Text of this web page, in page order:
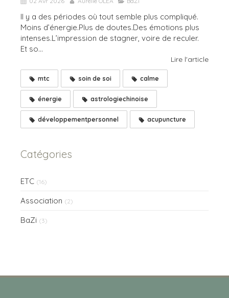
Il y a des périodes où tout semble plus compliqué.
Moins d’énergie.Plus de doutes.Des émotions plus
intenses.L’impression de stagner, voire de reculer.
Et so...
Lire l'article
mtc soin de soi calme
énergie astrologiechinoise
développementpersonnel acupuncture
Catégories
ETC (16)
Association (2)
BaZi (3)